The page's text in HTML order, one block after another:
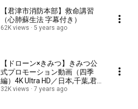
【君津市消防本部】救命講習
（心肺蘇生法 字幕付き）
62K views 5 years ago
【ドローン×きみつ】きみつ公
式プロモーション動画（四季
編）4K Ultra HD／日本,千葉,君
津
32K views 7 years ago